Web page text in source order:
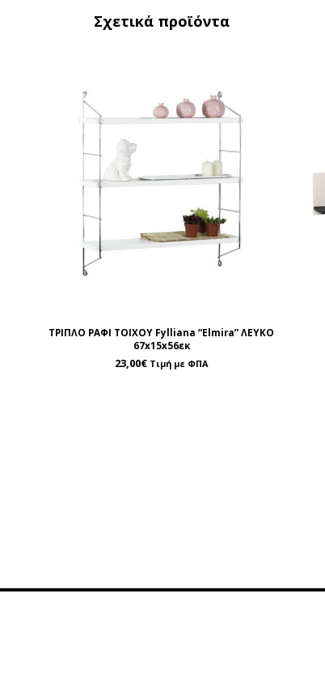
Σχετικά προϊόντα
ΤΡΙΠΛΟ ΡΑΦΙ ΤΟΙΧΟΥ Fylliana “Elmira” ΛΕΥΚΟ
67x15x56εκ
23,00€ Τιμή με ΦΠΑ